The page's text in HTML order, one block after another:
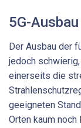
5G-
Der Ausbau der
jedoch
einerseits die
geeigneten
Orten kaum